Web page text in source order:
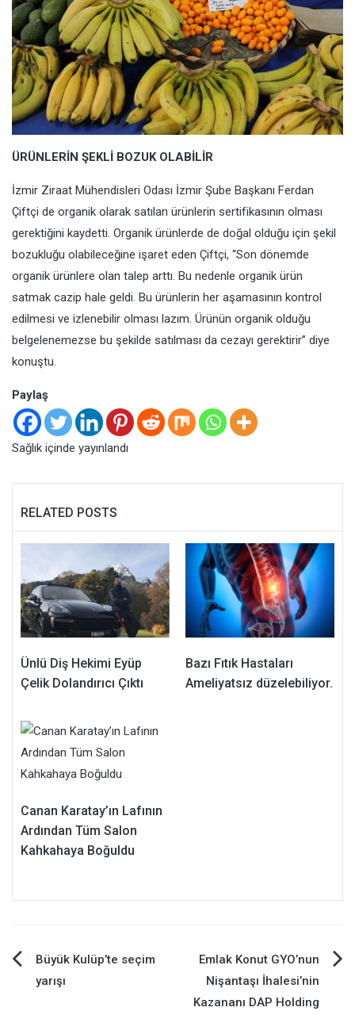
ÜRÜNLERİN ŞEKLİ BOZUK OLABİLİR
İzmir Ziraat Mühendisleri Odası İzmir Şube Başkanı Ferdan
Çiftçi de organik olarak satılan ürünlerin sertifikasının olması
gerektiğini kaydetti. Organik ürünlerde de doğal olduğu için şekil
bozukluğu olabileceğine işaret eden Çiftçi, “Son dönemde
organik ürünlere olan talep arttı. Bu nedenle organik ürün
satmak cazip hale geldi. Bu ürünlerin her aşamasının kontrol
edilmesi ve izlenebilir olması lazım. Ürünün organik olduğu
belgelenemezse bu şekilde satılması da cezayı gerektirir” diye
konuştu.
Paylaş
Sağlık içinde yayınlandı
RELATED POSTS
Ünlü Diş Hekimi Eyüp
Çelik Dolandırıcı Çıktı
Bazı Fıtık Hastaları
Ameliyatsız düzelebiliyor.
Canan Karatay’ın Lafının
Ardından Tüm Salon
Kahkahaya Boğuldu
YazıBüyük Kulüp’te seçim
yarışı
Emlak Konut GYO’nun
Nişantaşı İhalesi’nin
Kazananı DAP Holding